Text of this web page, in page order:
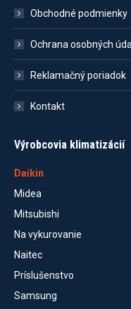
Obchodné podmienky
Ochrana osobných
Reklamačný poriadok
Kontakt
Výrobcovia klimatizácií
Daikin
Midea
Mitsubishi
Na vykurovanie
Naitec
Príslušenstvo
Samsung